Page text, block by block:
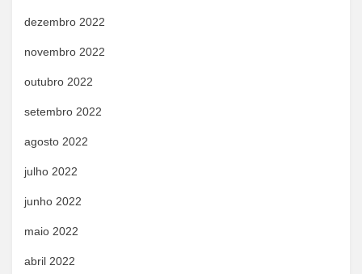
dezembro 2022
novembro 2022
outubro 2022
setembro 2022
agosto 2022
julho 2022
junho 2022
maio 2022
abril 2022